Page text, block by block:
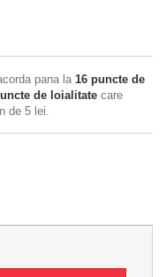
pana la 16 puncte de
de loialitate care
de 5 lei